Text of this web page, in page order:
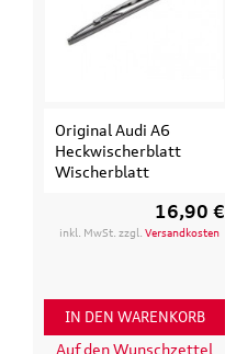
Original Audi A6
Heckwischerblatt
Wischerblatt
16,90 €
inkl. MwSt. zzgl.Versandkosten
IN DEN WARENKORB
Auf den Wunschzettel